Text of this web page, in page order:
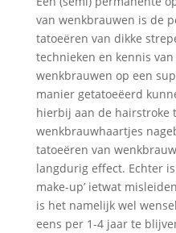
van wenkbrauwen is de
tatoeëren van dikke
technieken en kennis
wenkbrauwen op een
manier getatoeëerd
hierbij aan de hairstroke
wenkbrauwhaartjes
tatoeëren van
langdurig effect. Echter
make-up’ ietwat
is het namelijk wel
eens per 1-4 jaar te